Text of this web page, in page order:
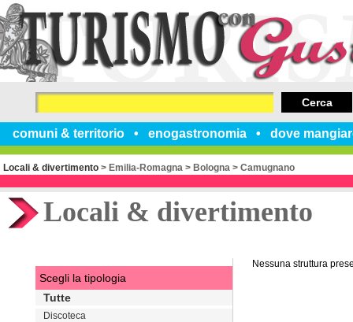
comuni & territorio enogastronomia dove
Cerca
Locali & divertimento > Emilia-Romagna > Bologna > Camugnano
Locali & divertimento
Nessuna struttura
Scegli la tipologia
Tutte
Discoteca